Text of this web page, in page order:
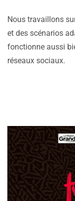
Nous travaillons
et des scénarios
fonctionne aussi
réseaux sociaux.